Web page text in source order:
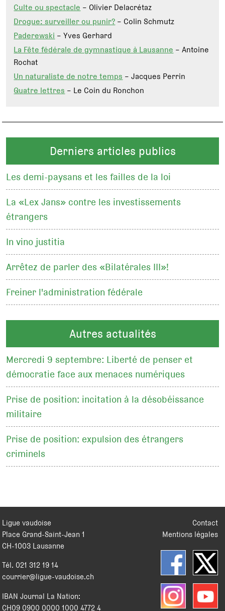
Culte ou spectacle – Olivier Delacrétaz
Drogue: surveiller ou punir? – Colin Schmutz
Paderewski – Yves Gerhard
La Fête fédérale de gymnastique à Lausanne – Antoine
Rochat
Un naturaliste de notre temps – Jacques Perrin
Quatre lettres – Le Coin du Ronchon
Derniers articles publics
Les demi-paysans et les failles de la loi
La «Lex Jans» contre les investissements
étrangers
In vino justitia
Arrêtez de parler des «Bilatérales III»!
Freiner l'administration fédérale
Autres actualités
Mercredi 9 septembre: Liberté de penser et
démocratie face aux menaces numériques
Prise de position: incitation à la désobéissance
militaire
Prise de position: expulsion des étrangers
criminels
Contact
Mentions légales
Ligue vaudoise
Place Grand-Saint-Jean 1
CH-1003 Lausanne
Tél. 021 312 19 14
courrier@ligue-vaudoise.ch
IBAN Journal La Nation:
CH09 0900 0000 1000 4772 4